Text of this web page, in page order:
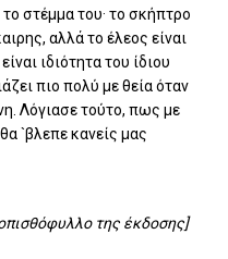
στέμμα του· το σκήπτρο
αλλά το έλεος είναι
ιδιότητα του ίδιου
πιο πολύ με θεία όταν
Λόγιασε τούτο, πως με
`βλεπε κανείς μας
της έκδοσης]